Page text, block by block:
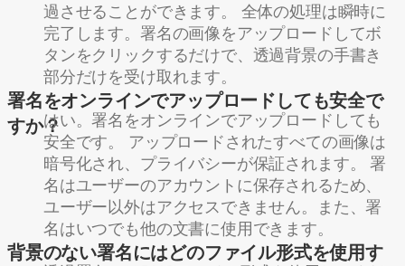
過させることができます。 全体の処理は瞬時に
完了します。署名の画像をアップロードしてボ
タンをクリックするだけで、透過背景の手書き
部分だけを受け取れます。
署名をオンラインでアップロードしても安全で
すか？はい。署名をオンラインでアップロードしても
安全です。 アップロードされたすべての画像は
暗号化され、プライバシーが保証されます。 署
名はユーザーのアカウントに保存されるため、
ユーザー以外はアクセスできません。また、署
名はいつでも他の文書に使用できます。
背景のない署名にはどのファイル形式を使用す